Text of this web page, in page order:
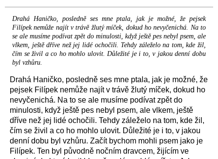
Drahá Haničko, posledně ses mne ptala, jak je možné, že pejsek
Filípek nemůže najít v trávě žlutý míček, dokud ho nevyčenichá. Na to
se ale musíme podívat zpět do minulosti, když ještě pes nebyl psem, ale
vlkem, ještě dříve než jej lidé ochočili. Tehdy záleželo na tom, kde žil,
čím se živil a co ho mohlo ulovit. Důležité je i to, v jakou denní dobu
byl vzhůru.
Drahá Haničko, posledně ses mne ptala, jak je možné, že
pejsek Filípek nemůže najít v trávě žlutý míček, dokud ho
nevyčenichá. Na to se ale musíme podívat zpět do
minulosti, když ještě pes nebyl psem, ale vlkem, ještě
dříve než jej lidé ochočili. Tehdy záleželo na tom, kde žil,
čím se živil a co ho mohlo ulovit. Důležité je i to, v jakou
denní dobu byl vzhůru. Začít bychom mohli psem jako je
Filípek. Ten byl původně nočním dravcem, žijícím ve